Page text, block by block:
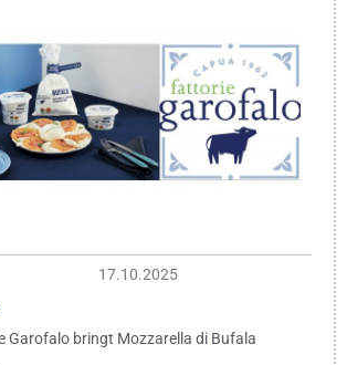
17.10.2025
Garofalo bringt Mozzarella di Bufala